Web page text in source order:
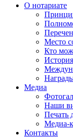
О нотариате
Место
Кто
Медиа
Наши
Печать
Медиа-
Контакты